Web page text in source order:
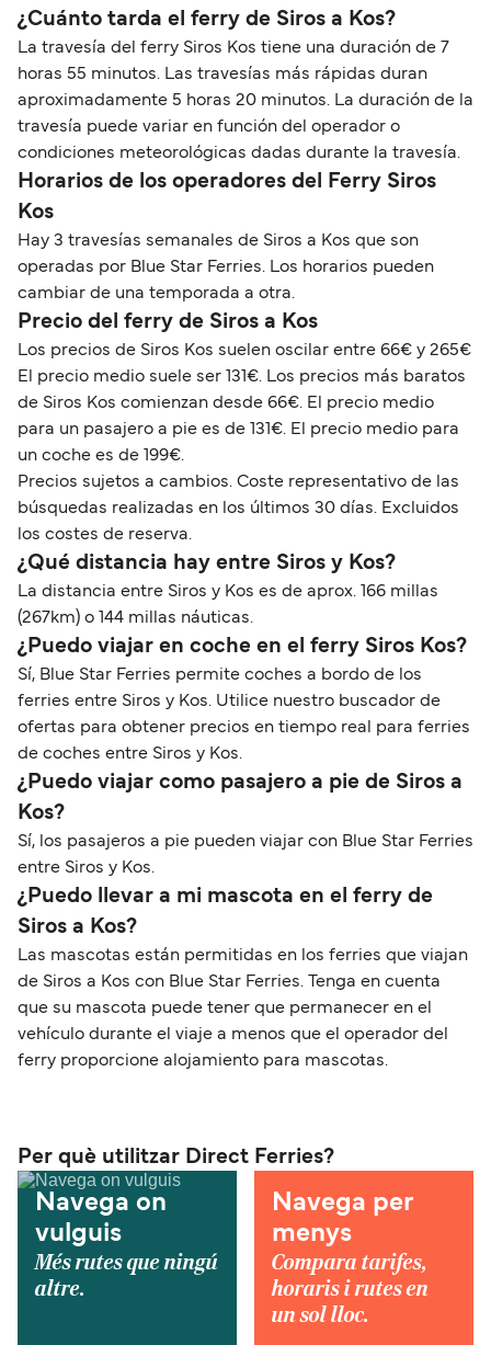
¿Cuánto tarda el ferry de Siros a Kos?
La travesía del ferry Siros Kos tiene una duración de 7
horas 55 minutos. Las travesías más rápidas duran
aproximadamente 5 horas 20 minutos. La duración de la
travesía puede variar en función del operador o
condiciones meteorológicas dadas durante la travesía.
Horarios de los operadores del Ferry Siros
Kos
Hay 3 travesías semanales de Siros a Kos que son
operadas por Blue Star Ferries. Los horarios pueden
cambiar de una temporada a otra.
Precio del ferry de Siros a Kos
Los precios de Siros Kos suelen oscilar entre 66€ y 265€
El precio medio suele ser 131€. Los precios más baratos
de Siros Kos comienzan desde 66€. El precio medio
para un pasajero a pie es de 131€. El precio medio para
un coche es de 199€.
Precios sujetos a cambios. Coste representativo de las
búsquedas realizadas en los últimos 30 días. Excluidos
los costes de reserva.
¿Qué distancia hay entre Siros y Kos?
La distancia entre Siros y Kos es de aprox. 166 millas
(267km) o 144 millas náuticas.
¿Puedo viajar en coche en el ferry Siros Kos?
Sí, Blue Star Ferries permite coches a bordo de los
ferries entre Siros y Kos. Utilice nuestro buscador de
ofertas para obtener precios en tiempo real para ferries
de coches entre Siros y Kos.
¿Puedo viajar como pasajero a pie de Siros a
Kos?
Sí, los pasajeros a pie pueden viajar con Blue Star Ferries
entre Siros y Kos.
¿Puedo llevar a mi mascota en el ferry de
Siros a Kos?
Las mascotas están permitidas en los ferries que viajan
de Siros a Kos con Blue Star Ferries. Tenga en cuenta
que su mascota puede tener que permanecer en el
vehículo durante el viaje a menos que el operador del
ferry proporcione alojamiento para mascotas.
Per què utilitzar Direct Ferries?
Navega on
vulguis
Més rutes que ningú
altre.
Navega per
menys
Compara tarifes,
horaris i rutes en
un sol lloc.